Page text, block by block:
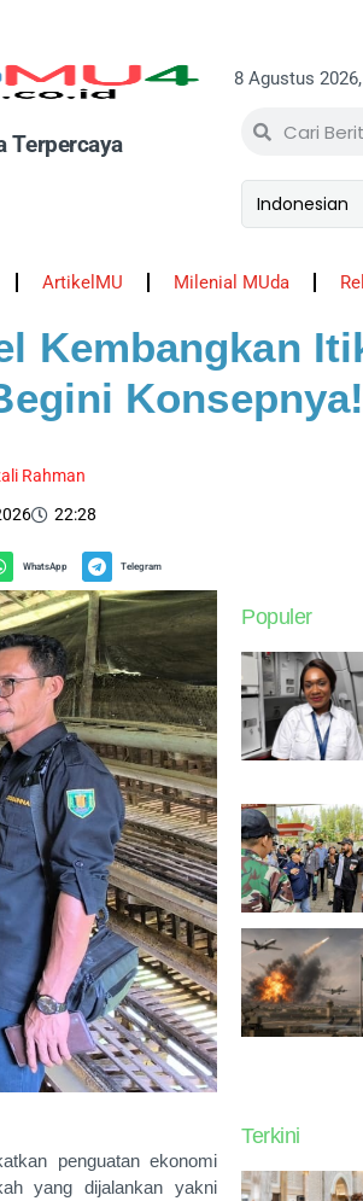
Terpercaya
8 Agustus
ArtikelMU Milenial MUda
Kembangkan
Konsepnya!
Rahman
22:28
WhatsApp Telegram
penguatan ekonomi
yang dijalankan yakni
Populer
Terkini